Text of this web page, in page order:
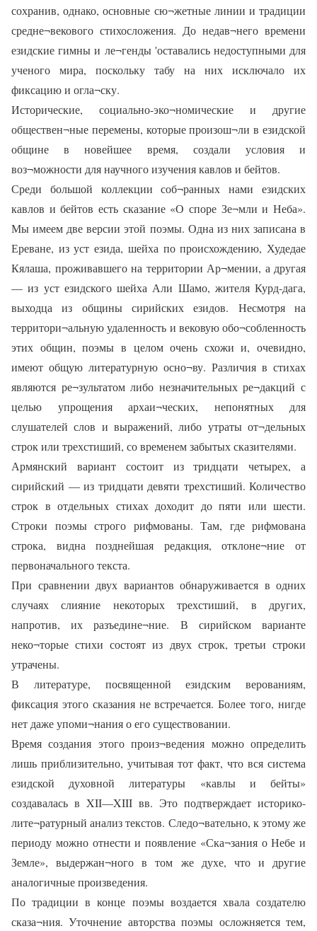
сохранив, однако, основные сю¬жетные линии и традиции
средне¬векового стихосложения. До недав¬него времени
езидские гимны и ле¬генды 'оставались недоступными для
ученого мира, поскольку табу на них исключало их
фиксацию и огла¬ску.
Исторические, социально-эко¬номические и другие
обществен¬ные перемены, которые произош¬ли в езидской
общине в новейшее время, создали условия и
воз¬можности для научного изучения кавлов и бейтов.
Среди большой коллекции соб¬ранных нами езидских
кавлов и бейтов есть сказание «О споре Зе¬мли и Неба».
Мы имеем две версии этой поэмы. Одна из них записана в
Ереване, из уст езида, шейха по происхождению, Худедае
Кялаша, проживавшего на территории Ар¬мении, а другая
— из уст езидского шейха Али Шамо, жителя Курд-дага,
выходца из общины сирийских езидов. Несмотря на
территори¬альную удаленность и вековую обо¬собленность
этих общин, поэмы в целом очень схожи и, очевидно,
имеют общую литературную осно¬ву. Различия в стихах
являются ре¬зультатом либо незначительных ре¬дакций с
целью упрощения архаи¬ческих, непонятных для
слушателей слов и выражений, либо утраты от¬дельных
строк или трехстиший, со временем забытых сказителями.
Армянский вариант состоит из тридцати четырех, а
сирийский — из тридцати девяти трехстиший. Количество
строк в отдельных стихах доходит до пяти или шести.
Строки поэмы строго рифмованы. Там, где рифмована
строка, видна позднейшая редакция, отклоне¬ние от
первоначального текста.
При сравнении двух вариантов обнаруживается в одних
случаях слияние некоторых трехстиший, в других,
напротив, их разъедине¬ние. В сирийском варианте
неко¬торые стихи состоят из двух строк, третьи строки
утрачены.
В литературе, посвященной езидским верованиям,
фиксация этого сказания не встречается. Более того, нигде
нет даже упоми¬нания о его существовании.
Время создания этого произ¬ведения можно определить
лишь приблизительно, учитывая тот факт, что вся система
езидской духовной литературы «кавлы и бейты»
создавалась в XII—XIII вв. Это подтверждает историко-
лите¬ратурный анализ текстов. Следо¬вательно, к этому же
периоду можно отнести и появление «Ска¬зания о Небе и
Земле», выдержан¬ного в том же духе, что и другие
аналогичные произведения.
По традиции в конце поэмы воздается хвала создателю
сказа¬ния. Уточнение авторства поэмы осложняется тем,